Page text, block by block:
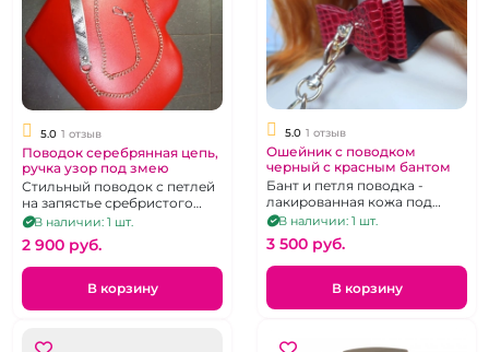
5.0 1 отзыв
Поводок серебрянная цепь,
ручка узор под змею
Стильный поводок с петлей
на запястье сребристого
цвета и металлической
В наличии: 1 шт.
2 900 pуб.
В корзину
5.0 1 отзыв
Ошейник с поводком
черный с красным бантом
Бант и петля поводка -
лакированная кожа под
крокодила, съемный
поводок
В наличии: 1 шт.
3 500 pуб.
В корзину